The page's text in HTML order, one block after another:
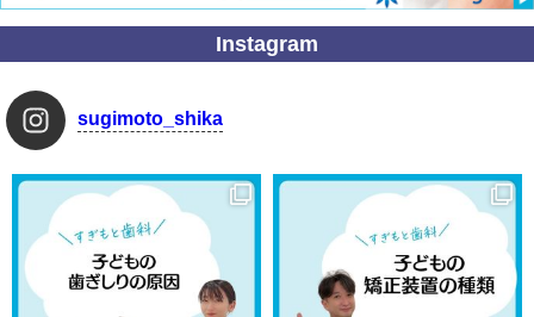
Instagram
sugimoto_shika